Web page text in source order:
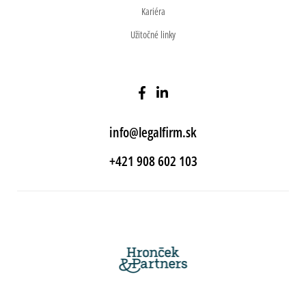
Kariéra
Užitočné linky
info@legalfirm.sk
+421 908 602 103